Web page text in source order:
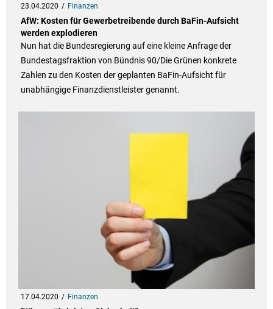
23.04.2020 Finanzen
AfW: Kosten für Gewerbetreibende durch BaFin-Aufsicht
werden explodieren
Nun hat die Bundesregierung auf eine kleine Anfrage der
Bundestagsfraktion von Bündnis 90/Die Grünen konkrete
Zahlen zu den Kosten der geplanten BaFin-Aufsicht für
unabhängige Finanzdienstleister genannt.
17.04.2020 Finanzen